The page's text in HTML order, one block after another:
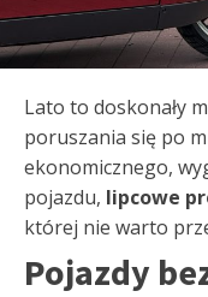
Lato to doskonały
poruszania się po
ekonomicznego,
pojazdu, lipcowe
której nie warto
Pojazdy